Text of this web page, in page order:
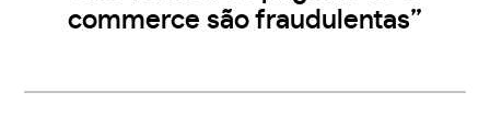
commerce são fraudulentas”